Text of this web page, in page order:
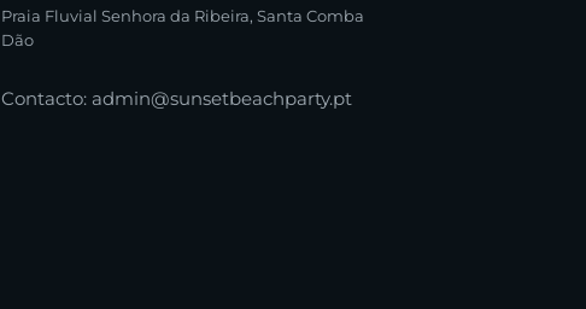
Praia Fluvial Senhora da Ribeira, Santa Comba
Dão
Contacto: admin@sunsetbeachparty.pt